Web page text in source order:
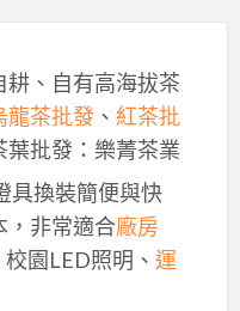
耕、自有高海拔茶
龍茶批發、 紅茶批
批發：樂菁茶業
具換裝簡便與快
，非常適合廠房
校園LED照明、 運